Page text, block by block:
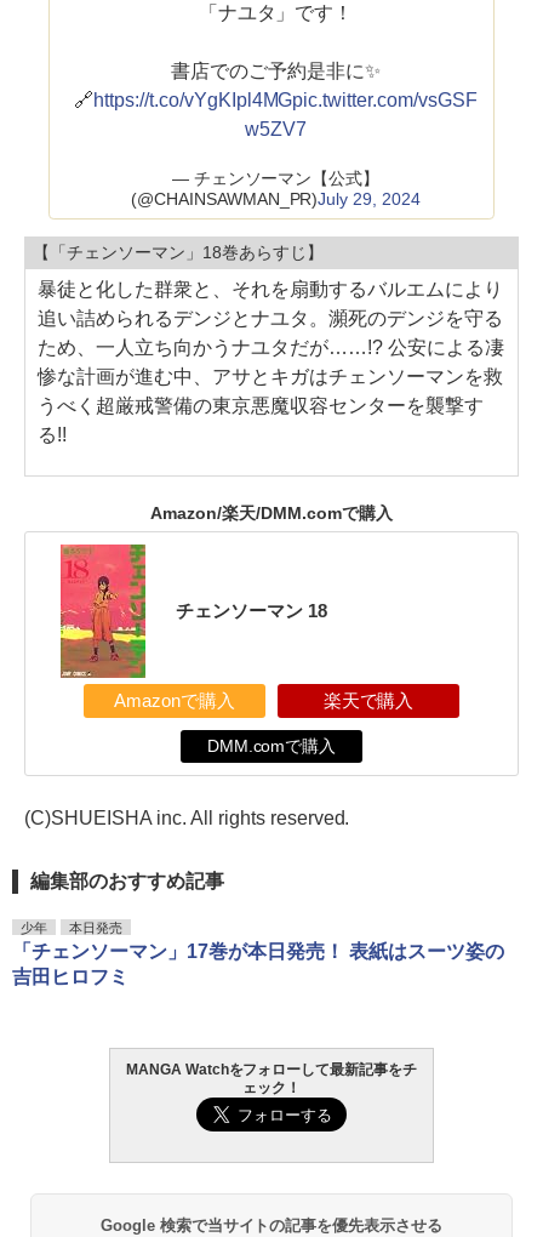
「ナユタ」です！
書店でのご予約是非に✨
🔗https://t.co/vYgKIpl4MGpic.twitter.com/vsGSF
w5ZV7
— チェンソーマン【公式】
(@CHAINSAWMAN_PR)July 29, 2024
【「チェンソーマン」18巻あらすじ】
暴徒と化した群衆と、それを扇動するバルエムにより
追い詰められるデンジとナユタ。瀕死のデンジを守る
ため、一人立ち向かうナユタだが……!? 公安による凄
惨な計画が進む中、アサとキガはチェンソーマンを救
うべく超厳戒警備の東京悪魔収容センターを襲撃す
る!!
Amazon/楽天/DMM.comで購入
チェンソーマン 18
Amazonで購入 楽天で購入
DMM.comで購入
(C)SHUEISHA inc. All rights reserved.
編集部のおすすめ記事
少年 本日発売
「チェンソーマン」17巻が本日発売！ 表紙はスーツ姿の
吉田ヒロフミ
MANGA Watchをフォローして最新記事をチ
ェック！
Google 検索で当サイトの記事を優先表示させる